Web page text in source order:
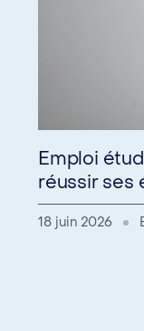
Emploi
réussir ses
18 juin 2026